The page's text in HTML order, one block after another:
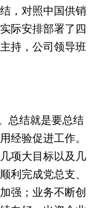
，对照中国供销
际安排部署了四
持，公司领导班
总结就是要总结
经验促进工作。
项大目标以及几
利完成党总支、
强；业务不断创